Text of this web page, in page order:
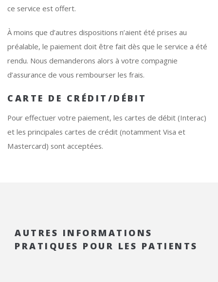
ce service est offert.
À moins que d’autres dispositions n’aient été prises au
préalable, le paiement doit être fait dès que le service a été
rendu. Nous demanderons alors à votre compagnie
d’assurance de vous rembourser les frais.
CARTE DE CRÉDIT/DÉBIT
Pour effectuer votre paiement, les cartes de débit (Interac)
et les principales cartes de crédit (notamment Visa et
Mastercard) sont acceptées.
AUTRES INFORMATIONS
PRATIQUES POUR LES PATIENTS